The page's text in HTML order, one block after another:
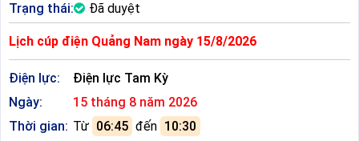
Trạng thái:
Đã duyệt
Lịch cúp điện Quảng Nam ngày 15/8/2026
Điện lực:
Điện lực Tam Kỳ
Ngày:
15 tháng 8 năm 2026
Thời gian: Từ 06:45 đến 10:30